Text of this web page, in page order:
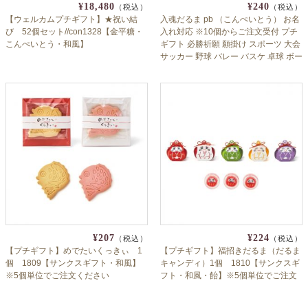
¥18,480 （税込）
【ウェルカムプチギフト】★祝い結
び 52個セット//con1328【金平糖・
こんぺいとう・和風】
¥240 （税込）
入魂だるま pb （こんぺいとう） お名
入れ対応 ※10個からご注文受付 プチ
ギフト 必勝祈願 願掛け スポーツ 大会
サッカー 野球 バレー バスケ 卓球 ボー
援 差し入れ
¥207 （税込）
【プチギフト】めでたいくっきぃ 1
個 1809【サンクスギフト・和風】
※5個単位でご注文ください
¥224 （税込）
【プチギフト】福招きだるま（だるま
キャンディ）1個 1810【サンクスギ
フト・和風・飴】※5個単位でご注文